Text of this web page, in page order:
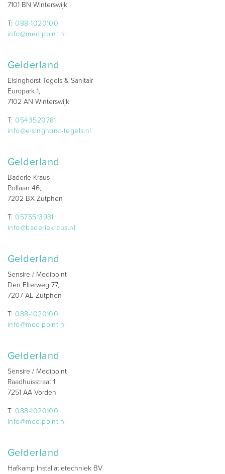
7101 BN Winterswijk
T:088-1020100
info@medipoint.nl
Gelderland
Elsinghorst Tegels & Sanitair
Europark 1,
7102 AN Winterswijk
T:0543520781
info@elsinghorst-tegels.nl
Gelderland
Baderie Kraus
Pollaan 46,
7202 BX Zutphen
T:0575513931
info@baderiekraus.nl
Gelderland
Sensire / Medipoint
Den Elterweg 77,
7207 AE Zutphen
T:088-1020100
info@medipoint.nl
Gelderland
Sensire / Medipoint
Raadhuisstraat 1,
7251 AA Vorden
T:088-1020100
info@medipoint.nl
Gelderland
Hafkamp Installatietechniek BV